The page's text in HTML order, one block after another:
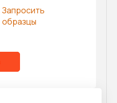
Запросить
образцы